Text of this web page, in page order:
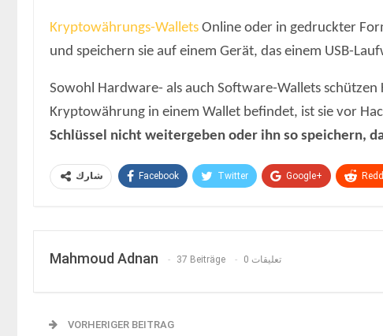
Kryptowährungs-Wallets Online oder in gedruckter
und speichern sie auf einem Gerät, das einem USB-
Sowohl Hardware- als auch Software-Wallets
Kryptowährung in einem Wallet befindet, ist sie vor
Schlüssel nicht weitergeben oder ihn so speichern,
شارك Facebook Twitter Google+
Mahmoud Adnan 37 Beiträge 0 تعليقات
VORHERIGER BEITRAG